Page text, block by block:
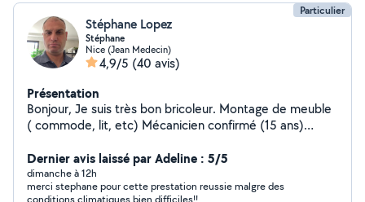
Particulier
Stéphane Lopez
Stéphane
Nice (Jean Medecin)
4,9/5 (40 avis)
Présentation
Bonjour, Je suis très bon bricoleur. Montage de meuble
( commode, lit, etc) Mécanicien confirmé (15 ans)
ou autre) Prêt à rendre un service de qualité N'hésitez
Dernier avis laissé par Adeline : 5/5
dimanche à 12h
merci stephane pour cette prestation reussie malgre des
conditions climatiques bien difficiles!!